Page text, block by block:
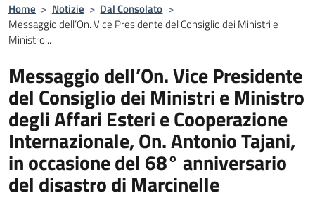
Home > Notizie > Dal Consolato >
Messaggio dell’On. Vice Presidente del Consiglio dei Ministri e
Ministro...
Messaggio dell’On. Vice Presidente
del Consiglio dei Ministri e Ministro
degli Affari Esteri e Cooperazione
Internazionale, On. Antonio Tajani,
in occasione del 68° anniversario
del disastro di Marcinelle